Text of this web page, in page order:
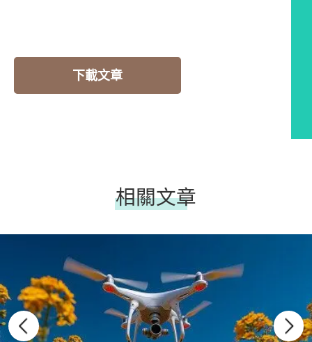
下載文章
相關文章